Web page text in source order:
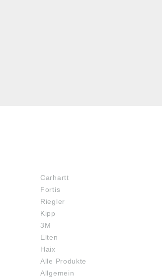
Carhartt
Fortis
Riegler
Kipp
3M
Elten
Haix
Alle Produkte
Allgemein